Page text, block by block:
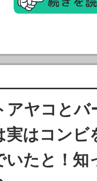
アヤコとバ
実はコンビ
いたと！知